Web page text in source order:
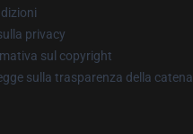
privacy
sul copyright
sulla trasparenza della catena